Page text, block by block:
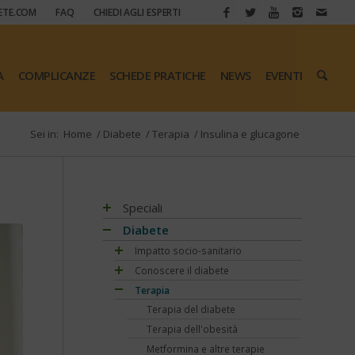
FAQ CHIEDI AGLI ESPERTI
COMPLICANZE SCHEDE PRATICHE NEWS EVENTI
Sei in: Home / Diabete / Terapia / Insulina e glucagone
Speciali
Antiossidanti e radicali liberi
Assistenza e diabete
Associazioni di pazienti con diabete
Automonitoraggio glicemia
Centenario dell'insulina
COVID-19 e diabete
Diabete e obesità
Diabete
Impatto socio-sanitario
Mondo, Europa
Italia
Regioni
Conoscere il diabete
Che cos'è il diabete
Sintesi e ruolo dell'insulina
Tutto sulla glicemia
Fattori di rischio
Terapia
Terapia del diabete
Terapia dell'obesità
Metformina e altre terapie